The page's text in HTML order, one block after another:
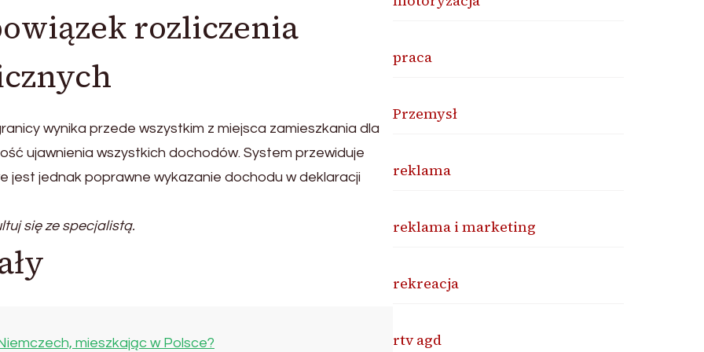
rozliczenia
wynika przede wszystkim z miejsca zamieszkania dla
ujawnienia wszystkich dochodów. System przewiduje
jest jednak poprawne wykazanie dochodu w deklaracji
się ze specjalistą.
mieszkając w Polsce?
praca
Przemysł
reklama
reklama i marketing
rekreacja
rtv agd